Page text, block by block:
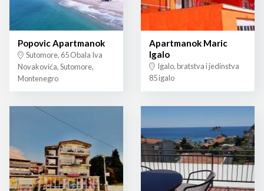
Popovic Apartmanok
Sutomore, 65 Obala Iva
Novakovića, Sutomore,
Montenegro
Apartmanok Maric
Igalo
Igalo, bratstva i jedinstva
85 igalo